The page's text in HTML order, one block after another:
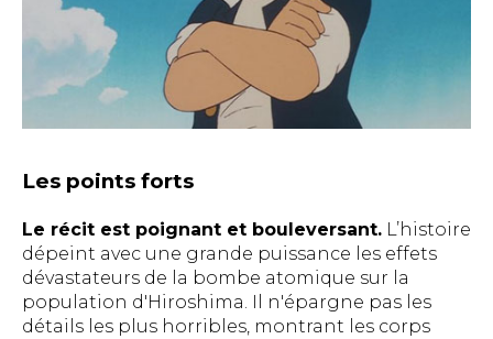
Les points forts
Le récit est poignant et bouleversant. L’histoire
dépeint avec une grande puissance les effets
dévastateurs de la bombe atomique sur la
population d'Hiroshima. Il n'épargne pas les
détails les plus horribles, montrant les corps